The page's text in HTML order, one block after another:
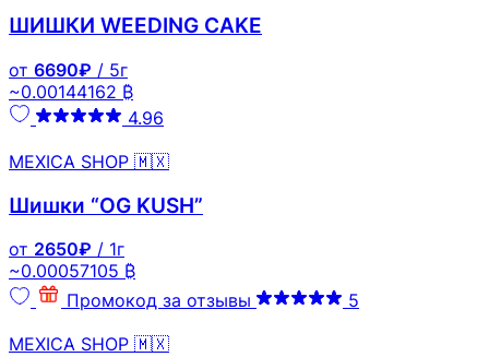
ШИШКИ WEEDING CAKE
от 6690₽ / 5г
~0.00144162 ₿
4.96
MEXICA SHOP 🇲🇽
Шишки “OG KUSH”
от 2650₽ / 1г
~0.00057105 ₿
Промокод за отзывы
5
MEXICA SHOP 🇲🇽